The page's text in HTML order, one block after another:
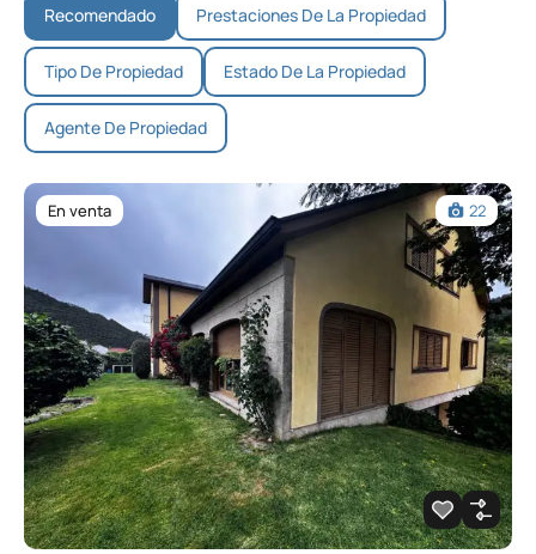
Recomendado Prestaciones De La Propiedad
Tipo De Propiedad Estado De La Propiedad
Agente De Propiedad
En venta 22